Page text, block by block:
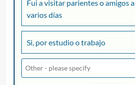
Fui a visitar parientes o amigos
varios días
Si, por estudio o trabajo